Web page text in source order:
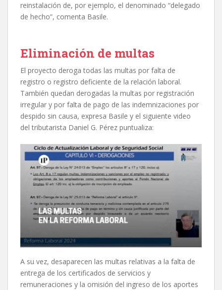
reinstalación de, por ejemplo, el denominado “delegado
de hecho”, comenta Basile.
Eliminación de multas
El proyecto deroga todas las multas por falta de
registro o registro deficiente de la relación laboral.
También quedan derogadas la multas por registración
irregular y por falta de pago de las indemnizaciones por
despido sin causa, expresa Basile y el siguiente video
del tributarista Daniel G. Pérez puntualiza:
A su vez, desaparecen las multas relativas a la falta de
entrega de los certificados de servicios y
remuneraciones y la omisión del ingreso de los aportes